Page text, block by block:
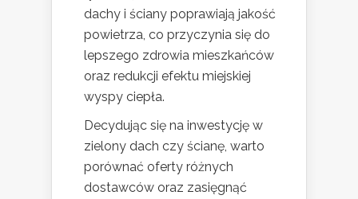
dachy i ściany poprawiają jakość
powietrza, co przyczynia się do
lepszego zdrowia mieszkańców
oraz redukcji efektu miejskiej
wyspy ciepła.
Decydując się na inwestycję w
zielony dach czy ścianę, warto
porównać oferty różnych
dostawców oraz zasięgnąć